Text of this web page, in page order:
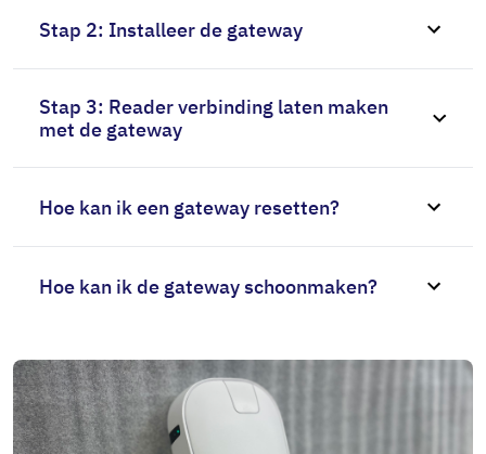
Stap 2: Installeer de gateway
Stap 3: Reader verbinding laten maken
met de gateway
Hoe kan ik een gateway resetten?
Hoe kan ik de gateway schoonmaken?